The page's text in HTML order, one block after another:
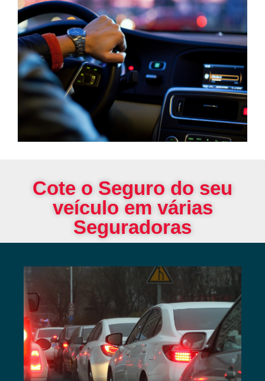
Cote o Seguro do seu
veículo em várias
Seguradoras